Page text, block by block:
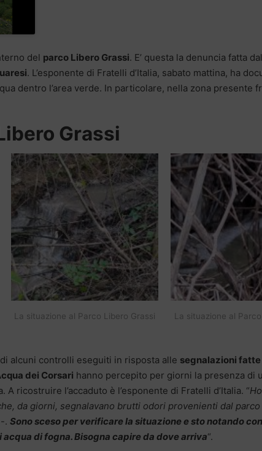
del parco Libero Grassi. E’ questa la denuncia fatta dal
. L’esponente di Fratelli d’Italia, sabato mattina, ha
dentro l’area verde. In particolare, nella zona presente
Grassi
La situazione al Parco Libero Grassi La situazione al
alcuni controlli eseguiti in risposta alle segnalazioni fatte
dei Corsari hanno percepito per giorni la presenza di
ricostruire l’accaduto è l’esponente di Fratelli d’Italia. “
da giorni, segnalavano brutti odori provenienti dal
. Sono sceso per verificare la situazione e sto notando
di fogna. Bisogna capire da dove arriva“.